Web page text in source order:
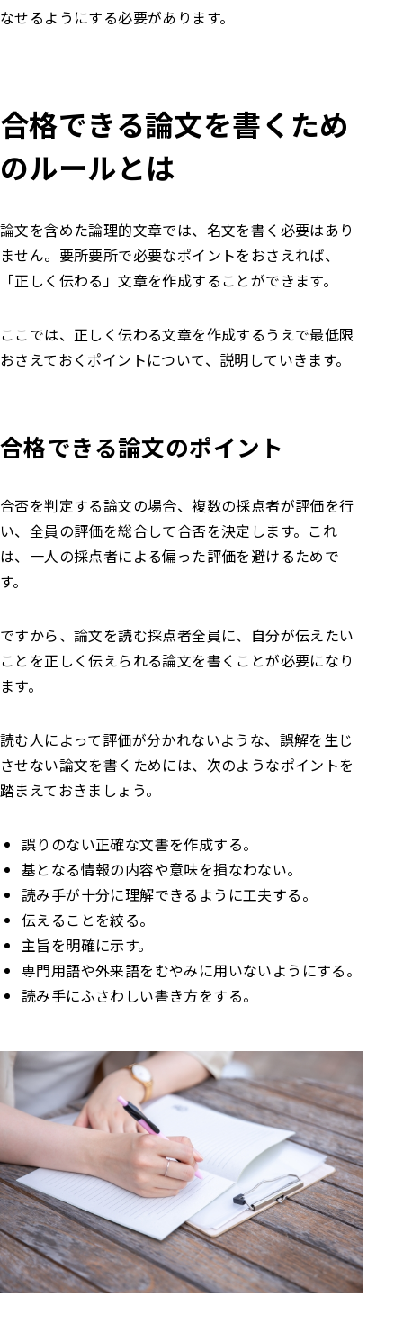
なせるようにする必要があります。
合格できる論文を書くため
のルールとは
論文を含めた論理的文章では、名文を書く必要はあり
ません。要所要所で必要なポイントをおさえれば、
「正しく伝わる」文章を作成することができます。
ここでは、正しく伝わる文章を作成するうえで最低限
おさえておくポイントについて、説明していきます。
合格できる論文のポイント
合否を判定する論文の場合、複数の採点者が評価を行
い、全員の評価を総合して合否を決定します。これ
は、一人の採点者による偏った評価を避けるためで
す。
ですから、論文を読む採点者全員に、自分が伝えたい
ことを正しく伝えられる論文を書くことが必要になり
ます。
読む人によって評価が分かれないような、誤解を生じ
させない論文を書くためには、次のようなポイントを
踏まえておきましょう。
誤りのない正確な文書を作成する。
基となる情報の内容や意味を損なわない。
読み手が十分に理解できるように工夫する。
伝えることを絞る。
主旨を明確に示す。
専門用語や外来語をむやみに用いないようにする。
読み手にふさわしい書き方をする。